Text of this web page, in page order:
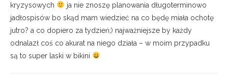
kryzysowych
ja nie znoszę planowania długoterminowo
jadłospisów bo skąd mam wiedzieć na co będę miała ochotę
jutro? a co dopiero za tydzień;) najważniejsze by każdy
odnalazł coś co akurat na niego działa – w moim przypadku
są to super laski w bikini